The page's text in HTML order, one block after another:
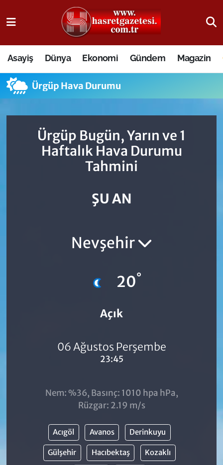
Asayiş Dünya Ekonomi Gündem Magazin
Ürgüp Hava Durumu
Ürgüp Bugün, Yarın ve 1
Haftalık Hava Durumu
Tahmini
ŞU AN
Nevşehir
20°
Açık
06 Ağustos Perşembe
23:45
Nem: %36, Basınç: 1010 hpa hPa,
Rüzgar: 2.19 m/s
Acıgöl Avanos Derinkuyu
Gülşehir Hacıbektaş Kozaklı
Osmaniye Nöbetçi Eczaneler
Osmaniye Hava Durumu
Osmaniye Trafik Yoğunluk Haritası
Süper Lig Puan Durumu ve Fikstür
Tüm Manşetler
Son Dakika Haberleri